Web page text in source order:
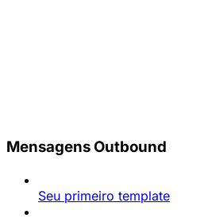
Mensagens Outbound
Seu primeiro template